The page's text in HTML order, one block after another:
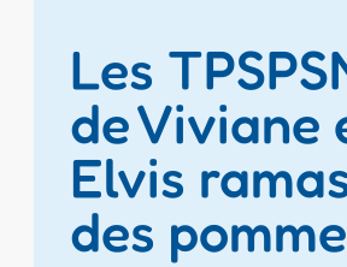
Les
de Viviane
Elvis
des